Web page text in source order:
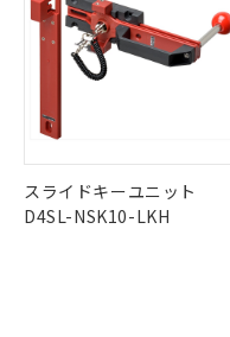
スライドキーユニット
D4SL-NSK10-LKH
お客様が当
登録された
および当
品・サー
引・商談
の共同利
用者の範囲
※3 非含有証明
下記の非含有証
EU RoHS指令（
51物質の非含有
※本証明書は発
るもので、過去
い合わせください